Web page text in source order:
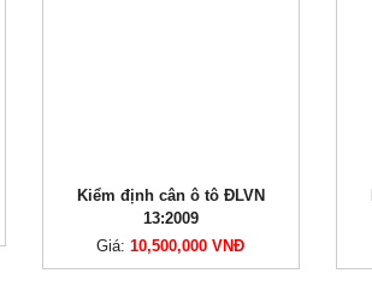
Kiểm định cân ô tô ĐLVN
13:2009
Giá:10,500,000 VNĐ